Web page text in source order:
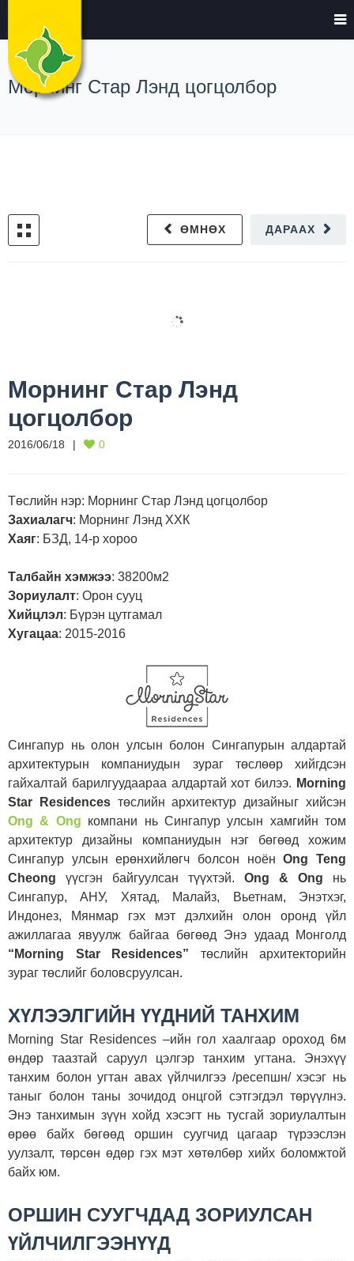
Морнинг Стар Лэнд цогцолбор
ДАРААХ
ӨМНӨХ
Морнинг Стар Лэнд
цогцолбор
2016/06/18 0
Төслийн нэр: Морнинг Стар Лэнд цогцолбор
Захиалагч: Морнинг Лэнд ХХК
Хаяг: БЗД, 14-р хороо
Талбайн хэмжээ: 38200м2
Зориулалт: Орон сууц
Хийцлэл: Бүрэн цутгамал
Хугацаа: 2015-2016
Сингапур нь олон улсын болон Сингапурын алдартай
архитектурын компаниудын зураг төслөөр хийгдсэн
гайхалтай барилгуудаараа алдартай хот билээ. Morning
Star Residences төслийн архитектур дизайныг хийсэн
Ong & Ong компани нь Сингапур улсын хамгийн том
архитектур дизайны компаниудын нэг бөгөөд хожим
Сингапур улсын ерөнхийлөгч болсон ноёнOng Teng
Cheong үүсгэн байгуулсан түүхтэй. Ong & Ong нь
Сингапур, АНУ, Хятад, Малайз, Вьетнам, Энэтхэг,
Индонез, Мянмар гэх мэт дэлхийн олон оронд үйл
ажиллагаа явуулж байгаа бөгөөд Энэ удаад Монголд
“Моrning Star Residences” төслийн архитекторийн
зураг төслийг боловсруулсан.
ХҮЛЭЭЛГИЙН ҮҮДНИЙ ТАНХИМ
Morning Star Residences –ийн гол хаалгаар ороход 6м
өндөр таазтай саруул цэлгэр танхим угтана. Энэхүү
танхим болон угтан авах үйлчилгээ /ресепшн/ хэсэг нь
таныг болон таны зочидод онцгой сэтгэгдэл төрүүлнэ.
Энэ танхимын зүүн хойд хэсэгт нь тусгай зориулалтын
өрөө байх бөгөөд оршин суугчид цагаар түрээслэн
уулзалт, төрсөн өдөр гэх мэт хөтөлбөр хийх боломжтой
байх юм.
ОРШИН СУУГЧДАД ЗОРИУЛСАН
ҮЙЛЧИЛГЭЭНҮҮД